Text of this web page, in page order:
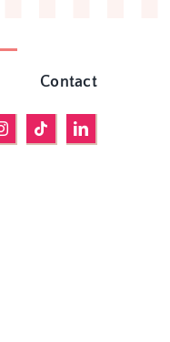
Contact